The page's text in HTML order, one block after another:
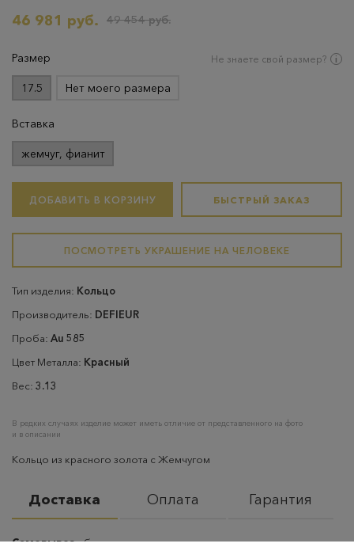
46 981 руб.
49 454 руб.
Размер Не знаете свой размер?
17.5 Нет моего размера
Вставка
жемчуг, фианит
ДОБАВИТЬ В КОРЗИНУ БЫСТРЫЙ ЗАКАЗ
ПОСМОТРЕТЬ УКРАШЕНИЕ НА ЧЕЛОВЕКЕ
Тип изделия: Кольцо
Производитель: DEFlEUR
Проба: Au 585
Цвет Металла: Красный
Вес: 3.13
В редких случаях изделие может иметь отличие от представленного на фото
и в описании
Кольцо из красного золота с Жемчугом
Доставка Оплата Гарантия
Самовывоз– бесплатно